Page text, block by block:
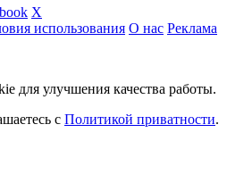
X
использования О нас Реклама
для улучшения качества работы.
с Политикой приватности.